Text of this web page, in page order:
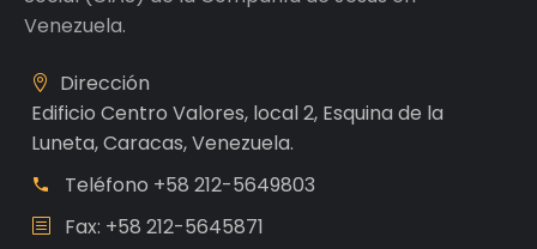
Venezuela.
Dirección
Edificio Centro Valores, local 2, Esquina de la
Luneta, Caracas, Venezuela.
Teléfono +58 212-5649803
Fax: +58 212-5645871